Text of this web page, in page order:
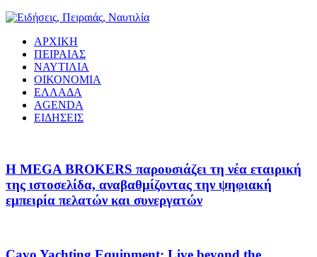
ΑΡΧΙΚΗ
ΠΕΙΡΑΙΑΣ
ΝΑΥΤΙΛΙΑ
ΟΙΚΟΝΟΜΙΑ
ΕΛΛΑΔΑ
AGENDA
ΕΙΔΗΣΕΙΣ
Η MEGA BROKERS παρουσιάζει τη νέα εταιρική
της ιστοσελίδα, αναβαθμίζοντας την ψηφιακή
εμπειρία πελατών και συνεργατών